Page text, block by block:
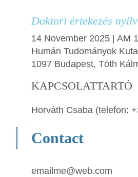
Doktori értekezés
14 November 2025 | AM
Humán Tudományok
1097 Budapest, Tóth
KAPCSOLATTARTÓ
Horváth Csaba (telefon:
Contact
emailme@web.com